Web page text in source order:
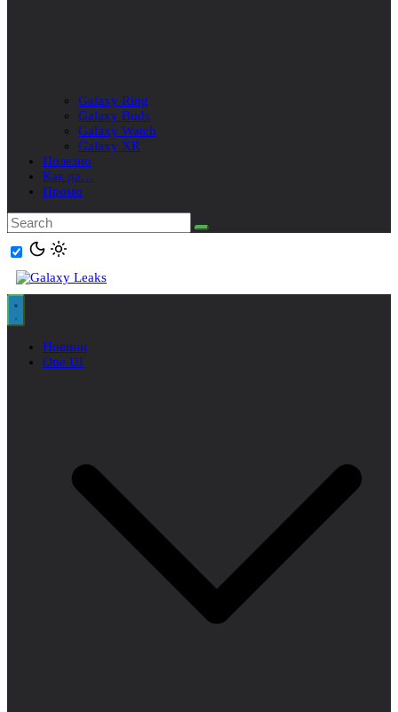
Galaxy Ring
Galaxy Buds
Galaxy Watch
Galaxy XR
Полезно
Как да…
Промо
Новини
One UI